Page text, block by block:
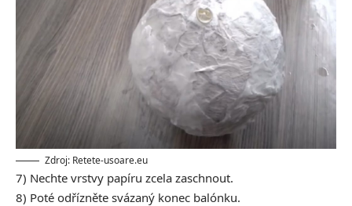
Zdroj: Retete-usoare.eu
7) Nechte vrstvy papíru zcela zaschnout.
8) Poté odřízněte svázaný konec balónku.